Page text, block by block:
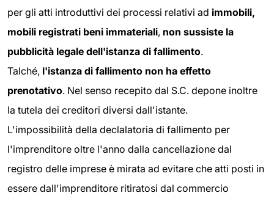
per gli atti introduttivi dei processi relativi ad immobili,
mobili registrati beni immateriali, non sussiste la
pubblicità legale dell'istanza di fallimento.
Talché, l'istanza di fallimento non ha effetto
prenotativo. Nel senso recepito dal S.C. depone inoltre
la tutela dei creditori diversi dall'istante.
L'impossibilità della declalatoria di fallimento per
l'imprenditore oltre l'anno dalla cancellazione dal
registro delle imprese è mirata ad evitare che atti posti in
essere dall'imprenditore ritiratosi dal commercio